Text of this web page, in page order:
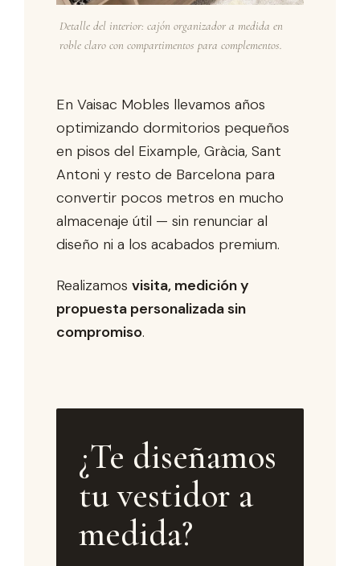
Detalle del interior: cajón organizador a medida en
roble claro con compartimentos para complementos.
En Vaisac Mobles llevamos años
optimizando dormitorios pequeños
en pisos del Eixample, Gràcia, Sant
Antoni y resto de Barcelona para
convertir pocos metros en mucho
almacenaje útil — sin renunciar al
diseño ni a los acabados premium.
Realizamos visita, medición y
propuesta personalizada sin
compromiso.
¿Te diseñamos
tu vestidor a
medida?